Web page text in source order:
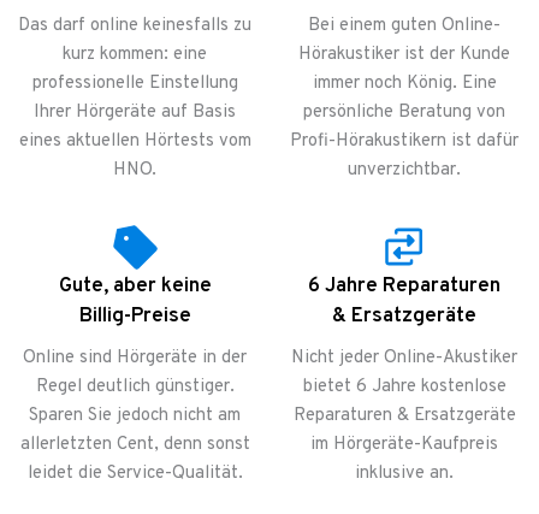
Das darf online keinesfalls zu
kurz kommen: eine
professionelle Einstellung
Ihrer Hörgeräte auf Basis
eines aktuellen Hörtests vom
HNO.
Bei einem guten Online-
Hörakustiker ist der Kunde
immer noch König. Eine
persönliche Beratung von
Profi-Hörakustikern ist dafür
unverzichtbar.
Gute, aber keine
Billig-Preise
Online sind Hörgeräte in der
Regel deutlich günstiger.
Sparen Sie jedoch nicht am
allerletzten Cent, denn sonst
leidet die Service-Qualität.
6 Jahre Reparaturen
& Ersatzgeräte
Nicht jeder Online-Akustiker
bietet 6 Jahre kostenlose
Reparaturen & Ersatzgeräte
im Hörgeräte-Kaufpreis
inklusive an.